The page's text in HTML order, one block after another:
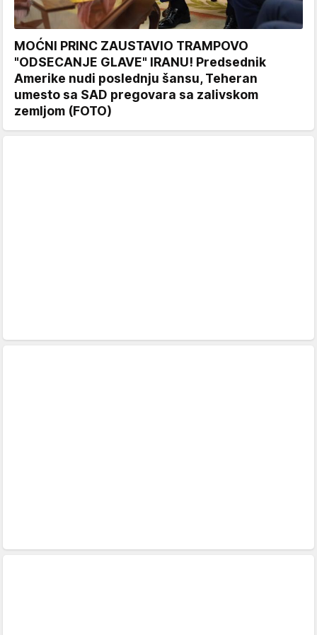
MOĆNI PRINC ZAUSTAVIO TRAMPOVO
"ODSECANJE GLAVE" IRANU! Predsednik
Amerike nudi poslednju šansu, Teheran
umesto sa SAD pregovara sa zalivskom
zemljom (FOTO)